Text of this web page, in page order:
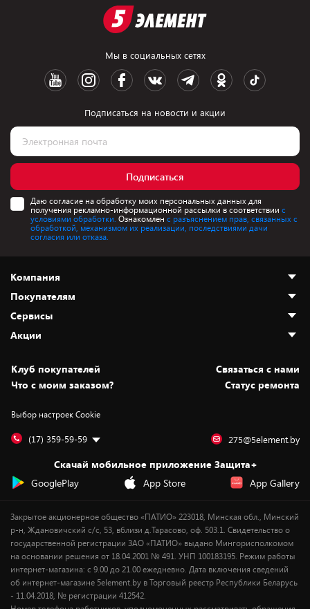
Мы в социальных сетях
Подписаться на новости и акции
Подписаться
Даю согласие на обработку моих персональных данных для
получения рекламно-информационной рассылки в соответствии с
условиями обработки. Ознакомлен с разъяснением прав, связанных с
обработкой, механизмом их реализации, последствиями дачи
согласия или отказа.
Компания
О нас
Адреса магазинов
Новости
Статьи и обзоры
Вакансии
Дай пять добру!
Покупателям
Как сделать заказ
Оплата и доставка
Безналичный расчёт
Обмен и возврат товара
Обработка персональных данных
Подарочные карты
Сервисы
Установка техники
Для игровых консолей
Для мобильных устройств
Для компьютеров
Сервисные центры
Акции
Скидки и промокоды
Белорусские товары
Бонусы
Оплата частями
Новинки
Клуб покупателей
Cвязаться с нами
Что с моим заказом?
Статус ремонта
Выбор настроек Cookie
(17) 359-59-59 275@5element.by
Скачай мобильное приложение Защита+
GooglePlay
App Store App Gallery
Закрытое акционерное общество «ПАТИО» 223018, Минская обл., Минский
р-н, Ждановичский с/с, 53, вблизи д.Тарасово, оф. 503.1. Свидетельство о
государственной регистрации ЗАО «ПАТИО» выдано Мингорисполкомом
на основании решения от 18.04.2001 № 491. УНП 100183195. Режим работы
интернет-магазина: с 9.00 до 21.00 ежедневно. Дата включения сведений
об интернет-магазине 5element.by в Торговый реестр Республики Беларусь
- 11.04.2018, № регистрации 412542.